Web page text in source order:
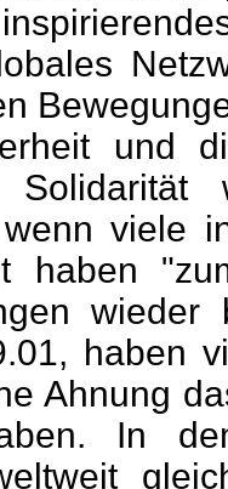
und
viele
haben
haben
Ahnung
In